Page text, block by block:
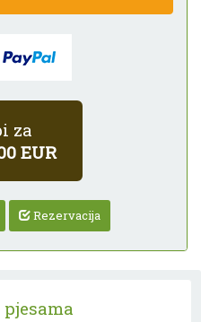
za
EUR
Rezervacija